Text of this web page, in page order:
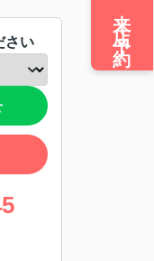
さい 来店予約